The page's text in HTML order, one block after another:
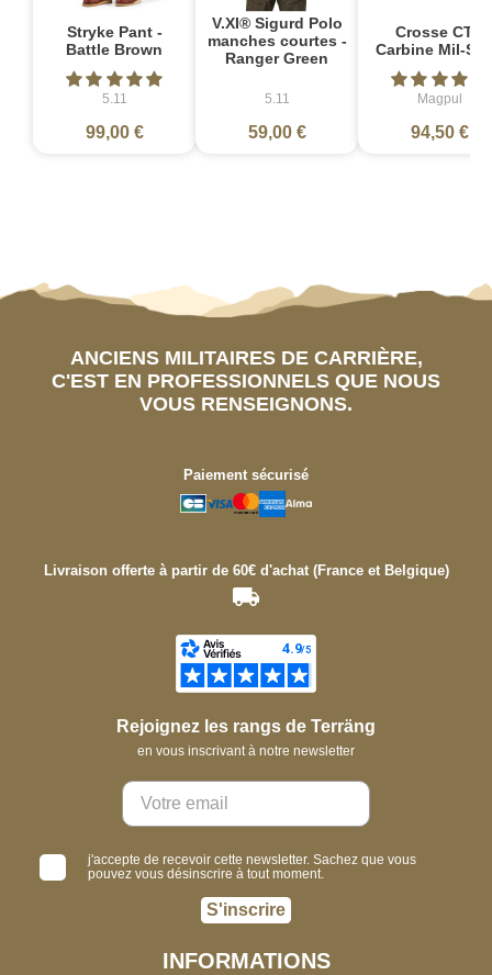
Stryke Pant -
Battle Brown
5.11
99,00 €
V.XI® Sigurd Polo
manches courtes -
Ranger Green
5.11
59,00 €
Crosse CTR
Carbine Mil-
Magpul
94,50 €
ANCIENS MILITAIRES DE CARRIÈRE,
C'EST EN PROFESSIONNELS QUE NOUS
VOUS RENSEIGNONS.
Paiement sécurisé
Livraison offerte à partir de 60€ d'achat (France et Belgique)
Rejoignez les rangs de Terräng
en vous inscrivant à notre newsletter
j'accepte de recevoir cette newsletter. Sachez que vous
pouvez vous désinscrire à tout moment.
S'inscrire
INFORMATIONS